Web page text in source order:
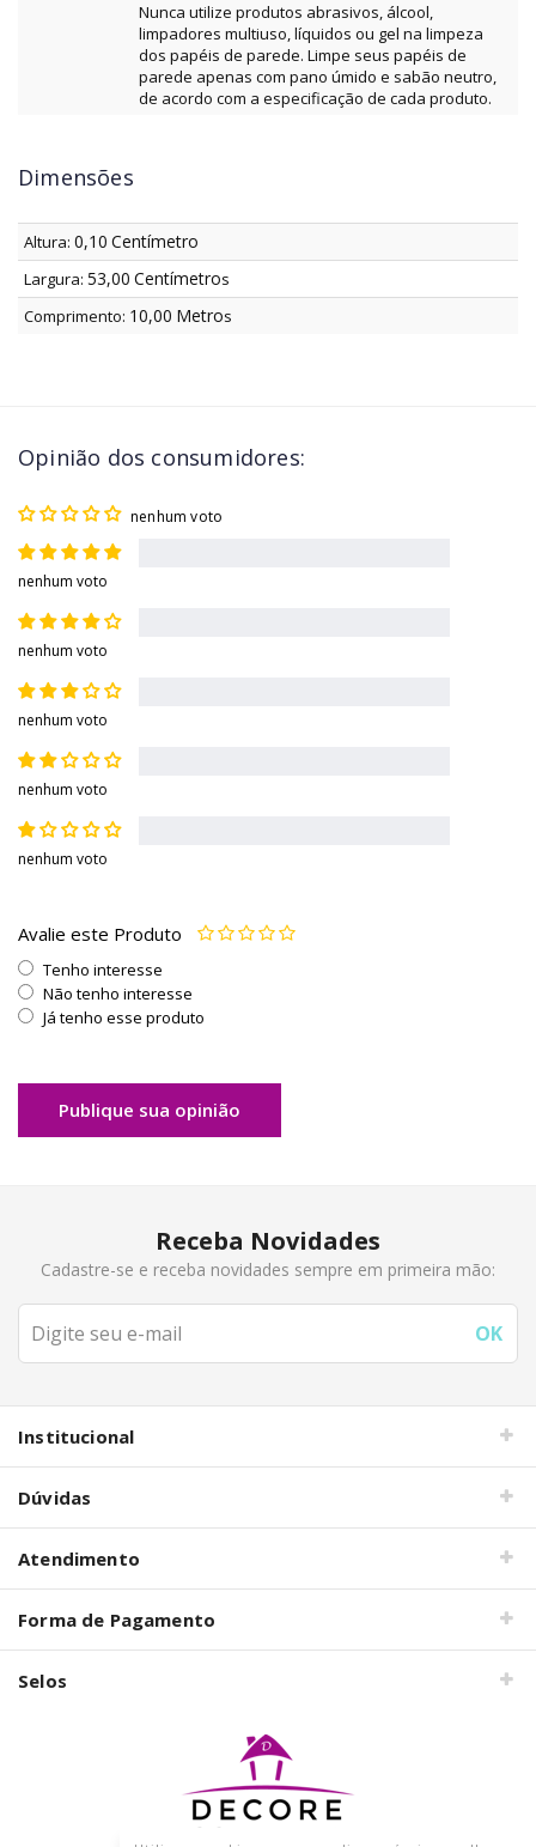
Nunca utilize produtos abrasivos, álcool,
limpadores multiuso, líquidos ou gel na limpeza
dos papéis de parede. Limpe seus papéis de
parede apenas com pano úmido e sabão neutro,
de acordo com a especificação de cada produto.
Dimensões
Altura: 0,10 Centímetro
Largura: 53,00 Centímetros
Comprimento: 10,00 Metros
Opinião dos consumidores:
nenhum voto
nenhum voto
nenhum voto
nenhum voto
nenhum voto
nenhum voto
Avalie este Produto
Tenho interesse
Não tenho interesse
Já tenho esse produto
Publique sua opinião
Receba Novidades
Cadastre-se e receba novidades sempre em primeira mão:
Institucional
Dúvidas
Atendimento
Forma de Pagamento
Selos